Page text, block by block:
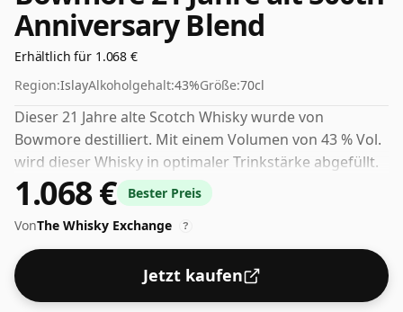
Anniversary Blend
Erhältlich für 1.068 €
Region:IslayAlkoholgehalt:43%Größe:70cl
Dieser 21 Jahre alte Scotch Whisky wurde von
Bowmore destilliert. Mit einem Volumen von 43 % Vol.
wird dieser Whisky in optimaler Trinkstärke abgefüllt.
Pur oder mit einem Tropfen Wasser genießen.
1.068 €
Bester Preis
VonThe Whisky Exchange ?
Jetzt kaufen